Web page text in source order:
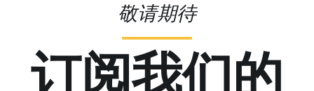
敬请期待
订阅我们的